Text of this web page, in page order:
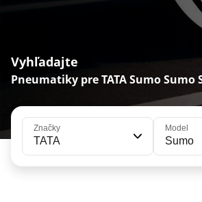
Vyhľadajte
Pneumatiky pre TATA Sumo Sumo
Značky
TATA
Model
Sumo